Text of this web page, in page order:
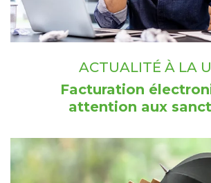
ACTUALITÉ À LA
Facturation
attention aux